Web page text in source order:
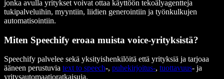
jonka avulla yritykset voivat ottaa käyttöön tekoälyagentteja
tukipalveluihin, myyntiin, liidien generointiin ja työnkulkujen
automatisointiin.
Miten Speechify eroaa muista voice-yrityksistä?
Speechify palvelee sekä yksityishenkilöitä että yrityksiä ja tarjoaa
ääneen perustuvia text to speech-, puhekirjoitus-, tuottavuus- ja
yritysautomaatioratkaisuja.